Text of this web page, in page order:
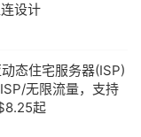
设计
态住宅服务器(ISP)
无限流量，支持
起